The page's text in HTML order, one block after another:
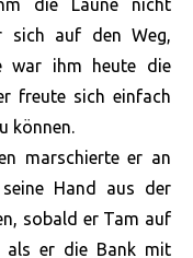
die Laune nicht
sich auf den Weg,
war ihm heute die
freute sich einfach
können.
marschierte er an
Hand aus der
sobald er Tam auf
als er die Bank mit